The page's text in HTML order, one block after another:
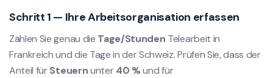
Schritt 1 — Ihre Arbeitsorganisation erfassen
Zählen Sie genau die Tage/Stunden Telearbeit in
Frankreich und die Tage in der Schweiz. Prüfen Sie, dass der
Anteil fürSteuernunter40 %und für